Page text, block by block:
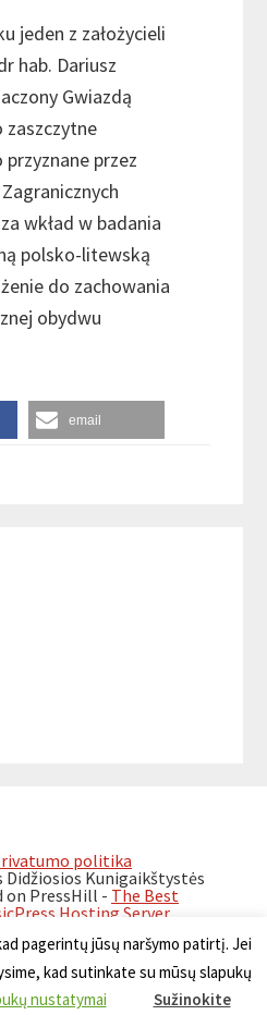
jeden z założycieli
hab. Dariusz
Gwiazdą
zaszczytne
przez
wkład w badania
polsko-litewską
do zachowania
obydwu
email
politika
Didžiosios Kunigaikštystės
PressHill - The Best
Hosting Server
pagerintų jūsų naršymo patirtį. Jei
kad sutinkate su mūsų slapukų
nustatymai Sužinokite